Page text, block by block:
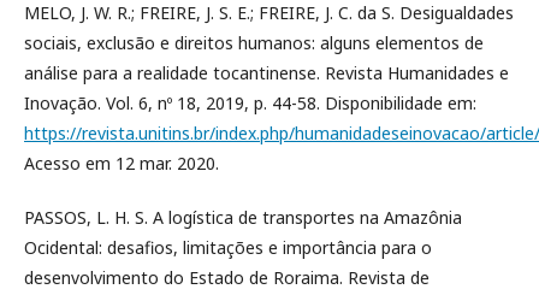
MELO, J. W. R.; FREIRE, J. S. E.; FREIRE, J. C. da S. Desigualdades
sociais, exclusão e direitos humanos: alguns elementos de
análise para a realidade tocantinense. Revista Humanidades e
Inovação. Vol. 6, nº 18, 2019, p. 44-58. Disponibilidade em:
https://revista.unitins.br/index.php/humanidadeseinovacao/
Acesso em 12 mar. 2020.
PASSOS, L. H. S. A logística de transportes na Amazônia
Ocidental: desafios, limitações e importância para o
desenvolvimento do Estado de Roraima. Revista de